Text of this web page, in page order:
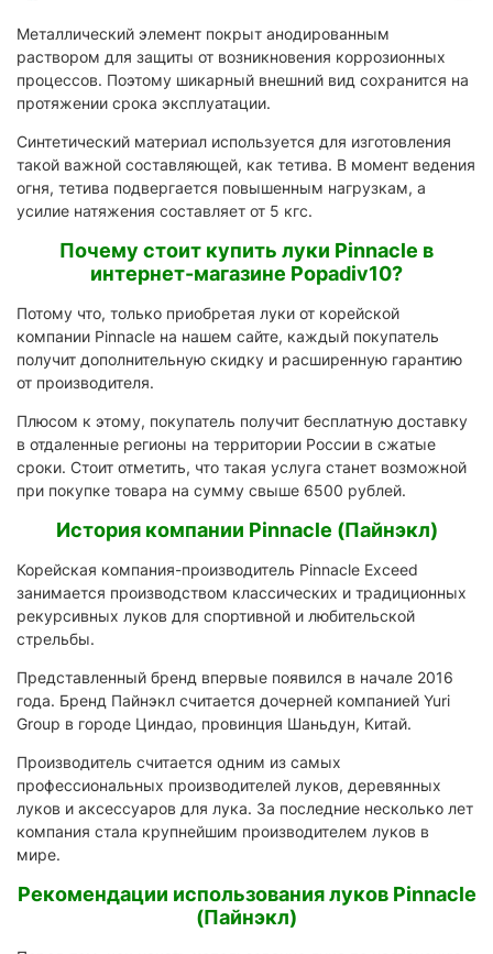
Металлический элемент покрыт анодированным
раствором для защиты от возникновения коррозионных
процессов. Поэтому шикарный внешний вид сохранится на
протяжении срока эксплуатации.
Синтетический материал используется для изготовления
такой важной составляющей, как тетива. В момент ведения
огня, тетива подвергается повышенным нагрузкам, а
усилие натяжения составляет от 5 кгс.
Почему стоит купить луки Pinnacle в
интернет-магазине Popadiv10?
Потому что, только приобретая луки от корейской
компании Pinnacle на нашем сайте, каждый покупатель
получит дополнительную скидку и расширенную гарантию
от производителя.
Плюсом к этому, покупатель получит бесплатную доставку
в отдаленные регионы на территории России в сжатые
сроки. Стоит отметить, что такая услуга станет возможной
при покупке товара на сумму свыше 6500 рублей.
История компании Pinnacle (Пайнэкл)
Корейская компания-производитель Pinnacle Exceed
занимается производством классических и традиционных
рекурсивных луков для спортивной и любительской
стрельбы.
Представленный бренд впервые появился в начале 2016
года. Бренд Пайнэкл считается дочерней компанией Yuri
Group в городе Циндао, провинция Шаньдун, Китай.
Производитель считается одним из самых
профессиональных производителей луков, деревянных
луков и аксессуаров для лука. За последние несколько лет
компания стала крупнейшим производителем луков в
мире.
Рекомендации использования луков Pinnacle
(Пайнэкл)